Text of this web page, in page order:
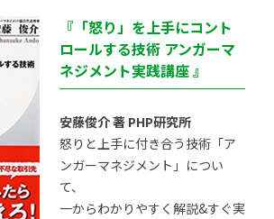
『「怒り」を上手にコント
ロールする技術 アンガーマ
ネジメント実践講座 』
安藤俊介 著 PHP研究所
怒りと上手に付き合う技術「ア
ンガーマネジメント」につい
て、
一からわかりやすく解説&すぐ実